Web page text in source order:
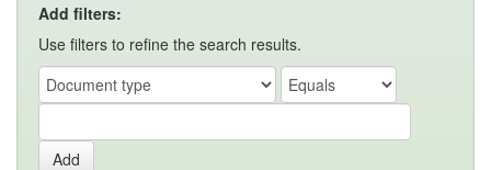
Add filters:
Use filters to refine the search results.